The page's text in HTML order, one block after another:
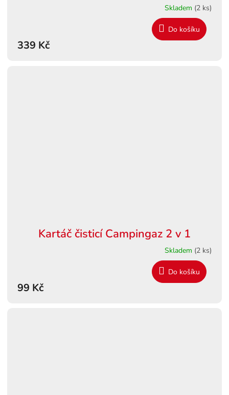
Skladem (2 ks)
339 Kč
Do košíku
Kartáč čisticí Campingaz 2 v 1
Skladem (2 ks)
99 Kč
Do košíku